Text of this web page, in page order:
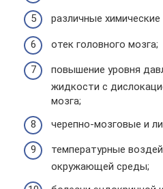
различные химические
отек головного мозга;
повышение уровня
жидкости с
мозга;
черепно-мозговые и
температурные
окружающей среды;